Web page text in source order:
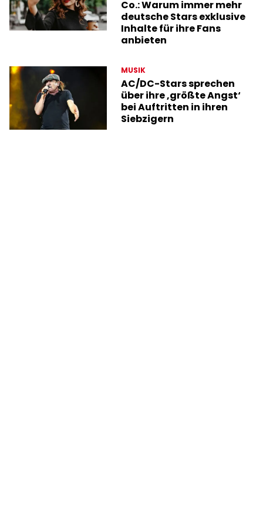
Co.: Warum immer mehr
deutsche Stars exklusive
Inhalte für ihre Fans
anbieten
MUSIK
AC/DC-Stars sprechen
über ihre ‚größte Angst‘
bei Auftritten in ihren
Siebzigern